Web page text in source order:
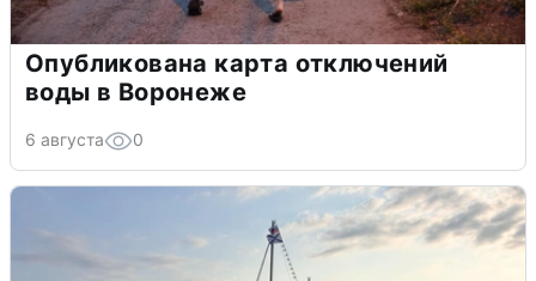
Опубликована карта отключений
воды в Воронеже
6 августа 0